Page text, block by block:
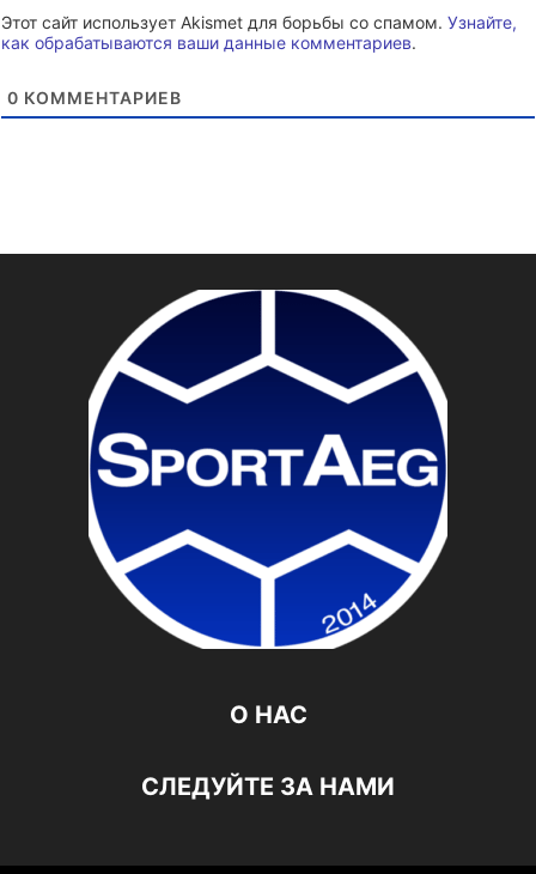
Этот сайт использует Akismet для борьбы со спамом. Узнайте,
как обрабатываются ваши данные комментариев.
0 КОММЕНТАРИЕВ
О НАС
СЛЕДУЙТЕ ЗА НАМИ